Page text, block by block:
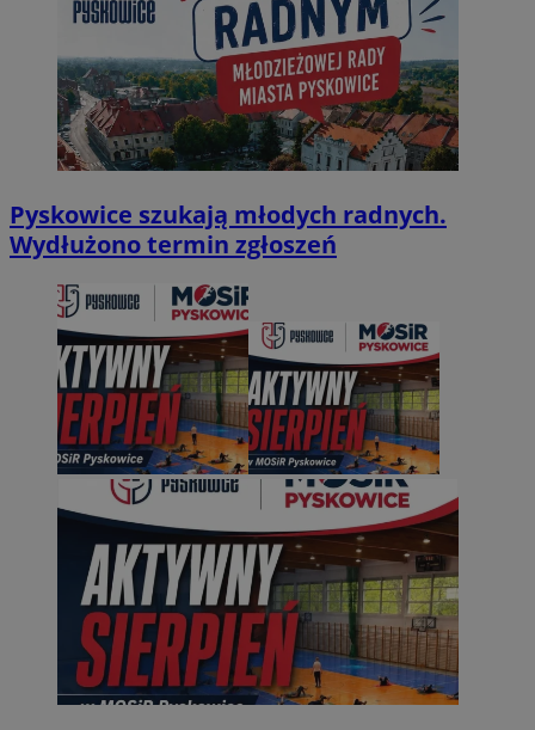
Pyskowice szukają młodych radnych.
Wydłużono termin zgłoszeń